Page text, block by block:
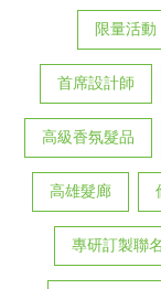
限量活動
首席設計師
高級香氛髮品
高雄髮廊
專研訂製聯